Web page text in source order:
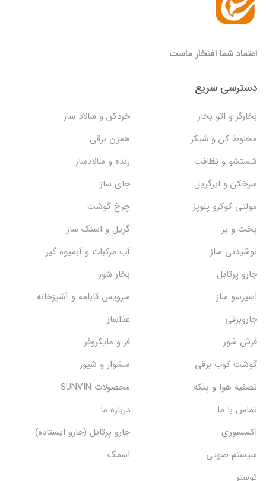
اعتماد شما افتخار ماست
دسترسی سریع
بخارگر و اتو بخار
خردکن و سالاد ساز
مخلوط کن و شیکر
همزن برقی
شستشو و نظافت
رنده و سالادساز
سرخکن و ایرگریل
چای ساز
مولتی کوکرو پلوپز
چرخ گوشت
پخت و پز
گریل و اسنک‌ ساز
نوشیدنی ساز
آب مرکبات و آبمیوه گیر
جارو پرتابل
بخار شور
اسپرسو ساز
سرویس قابلمه و آشپزخانه
جاروبرقی
غذاساز
فرش شور
فر و مایکروفر
گوشت کوب برقی
سشوار و شیور
تصفیه هوا و پنکه
محصولات SUNVIN
تماس با ما
درباره ما
اکسسوری
جارو پرتابل (جارو ایستاده)
سیستم صوتی
اسمگ
توستر